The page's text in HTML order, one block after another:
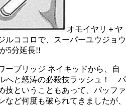
オモイヤリ＋ヤ
ルココロで、スーパーユウジョウ
5分延長!!
ーブリッジ ネイキッドから、自
へと怒涛の必殺技ラッシュ！ パ
技ということもあって、バッファ
など何度も破られてきましたが、